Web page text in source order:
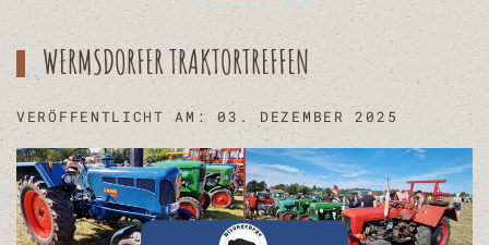
WERMSDORFER TRAKTORTREFFEN
VERÖFFENTLICHT AM: 03. DEZEMBER 2025